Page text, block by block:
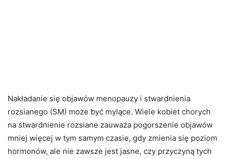
Nakładanie się objawów menopauzy i stwardnienia
rozsianego (SM) może być mylące. Wiele kobiet chorych
na stwardnienie rozsiane zauważa pogorszenie objawów
mniej więcej w tym samym czasie, gdy zmienia się poziom
hormonów, ale nie zawsze jest jasne, czy przyczyną tych